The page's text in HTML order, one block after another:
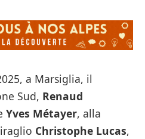
a Marsiglia, il
Sud, Renaud
Yves Métayer, alla
Christophe Lucas,